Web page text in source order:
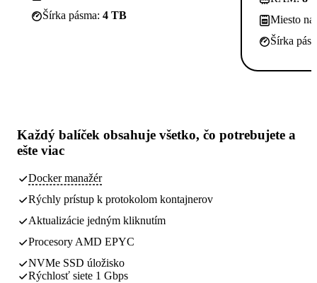
Šírka pásma: 4 TB
Miesto
Šírka
Každý balíček obsahuje všetko, čo potrebujete a
ešte viac
Docker manažér
Rýchly prístup k protokolom kontajnerov
Aktualizácie jedným kliknutím
Procesory AMD EPYC
NVMe SSD úložisko
Rýchlosť siete 1 Gbps